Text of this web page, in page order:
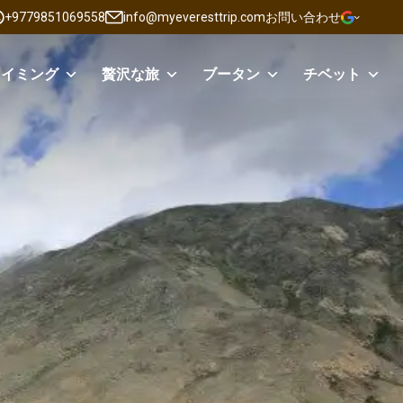
+9779851069558 info@myeveresttrip.comお問い合わせ
ミング 贅沢な旅 ブータン チベット